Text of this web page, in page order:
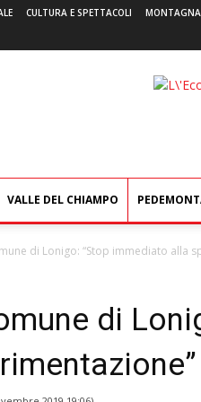
CULTURA E SPETTACOLI MONTAGNA
VALLE DEL CHIAMPO
di Lonigo: “Stop immediato alla
di